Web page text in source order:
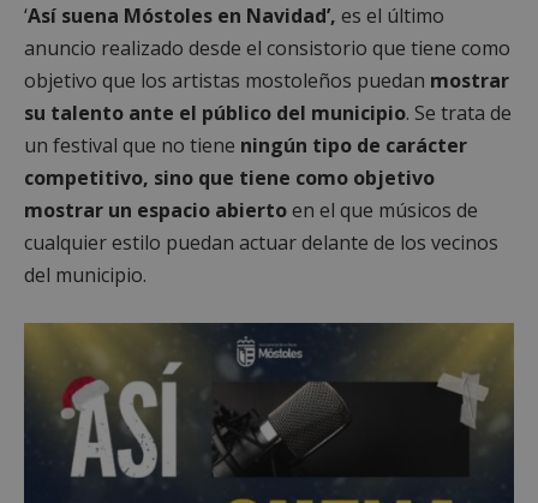
‘Así suena Móstoles en Navidad’, es el último
anuncio realizado desde el consistorio que tiene como
objetivo que los artistas mostoleños puedan mostrar
su talento ante el público del municipio. Se trata de
un festival que no tiene ningún tipo de carácter
competitivo, sino que tiene como objetivo
mostrar un espacio abiertoen el que músicos de
cualquier estilo puedan actuar delante de los vecinos
del municipio.